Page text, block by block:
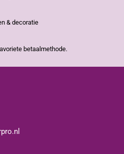
& decoratie
betaalmethode.